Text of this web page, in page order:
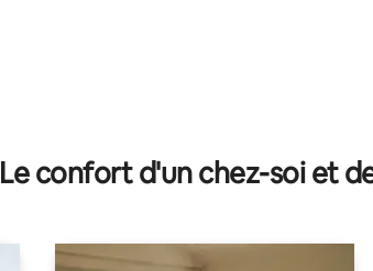
Le confort d'un chez-soi et